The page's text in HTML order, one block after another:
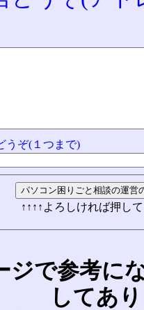
うぞ(１つまで)
↑↑↑↑よろしければ押し
ジで参考に
してあ